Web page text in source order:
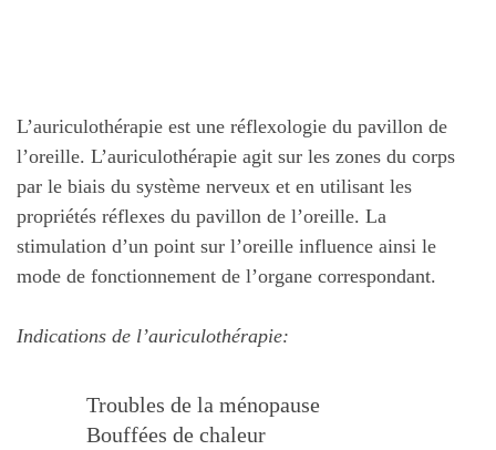
L’auriculothérapie est une réflexologie du pavillon de
l’oreille. L’auriculothérapie agit sur les zones du corps
par le biais du système nerveux et en utilisant les
propriétés réflexes du pavillon de l’oreille. La
stimulation d’un point sur l’oreille influence ainsi le
mode de fonctionnement de l’organe correspondant.
Indications de l’auriculothérapie:
Troubles de la ménopause
Bouffées de chaleur